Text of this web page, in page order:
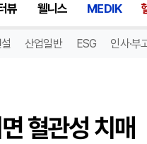
뷰 웰니스 MEDIK
산업일반 ESG 인사·부
혈관성 치매